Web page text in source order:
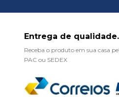
Entrega de qualidade.
Receba o produto em sua casa
PAC ou SEDEX